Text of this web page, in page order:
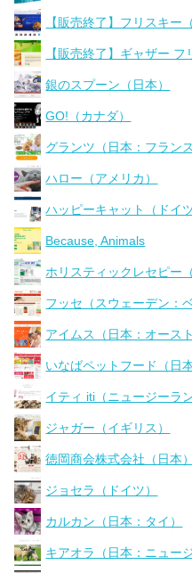
【販売終了】フリスキー
【販売終了】ギャザー フ
銀のスプーン（日本）
GO!（カナダ）
グランツ（日本：フランス
ハロー（アメリカ）
ハッピーキャット（ドイツ
Because, Animals
ホリスティックレセピー
フッセ（スウェーデン：
アイムス（日本：オース
いなばペットフード（日本
イティ iti（ニュージーラン
ジャガー（イギリス）
徳岡商会株式会社（日本）
ジョセラ（ドイツ）
カルカン（日本：タイ）
キアオラ（日本：ニュー